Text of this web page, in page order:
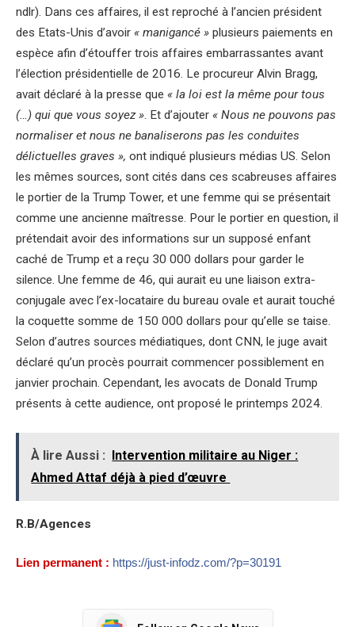
ndlr). Dans ces affaires, il est reproché à l’ancien président
des Etats-Unis d’avoir « manigancé » plusieurs paiements en
espèce afin d’étouffer trois affaires embarrassantes avant
l’élection présidentielle de 2016. Le procureur Alvin Bragg,
avait déclaré à la presse que « la loi est la même pour tous
(…) qui que vous soyez ». Et d’ajouter « Nous ne pouvons pas
normaliser et nous ne banaliserons pas les conduites
délictuelles graves », ont indiqué plusieurs médias US. Selon
les mêmes sources, sont cités dans ces scabreuses affaires
le portier de la Trump Tower, et une femme qui se présentait
comme une ancienne maîtresse. Pour le portier en question, il
prétendait avoir des informations sur un supposé enfant
caché de Trump et a reçu 30 000 dollars pour garder le
silence. Une femme de 46, qui aurait eu une liaison extra-
conjugale avec l’ex-locataire du bureau ovale et aurait touché
la coquette somme de 150 000 dollars pour qu’elle se taise.
Selon d’autres sources médiatiques, dont CNN, le juge avait
déclaré qu’un procès pourrait commencer possiblement en
janvier prochain. Cependant, les avocats de Donald Trump
présents à cette audience, ont proposé le printemps 2024.
À lire Aussi : Intervention militaire au Niger :
Ahmed Attaf déjà à pied d’œuvre
R.B/Agences
Lien permanent : https://just-infodz.com/?p=30191